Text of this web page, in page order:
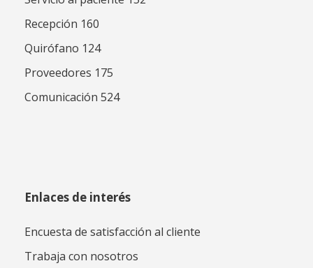
Recepción 160
Quirófano 124
Proveedores 175
Comunicación 524
Enlaces de interés
Encuesta de satisfacción al cliente
Trabaja con nosotros